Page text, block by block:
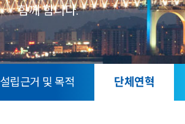
함께 함니다.
설립근거 및 목적 단체연혁